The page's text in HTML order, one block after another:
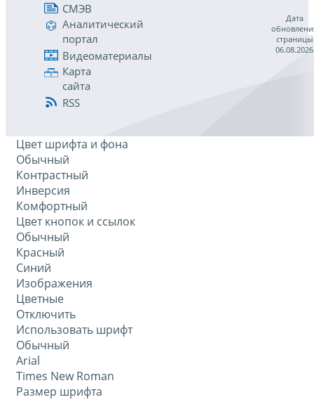
СМЭВ
Аналитический
портал
Видеоматериалы
Карта
сайта
RSS
Дата
страницы
06.08.2026
Цвет шрифта и фона
Обычный
Контрастный
Инверсия
Комфортный
Цвет кнопок и ссылок
Обычный
Красный
Синий
Изображения
Цветные
Отключить
Использовать шрифт
Обычный
Arial
Times New Roman
Размер шрифта